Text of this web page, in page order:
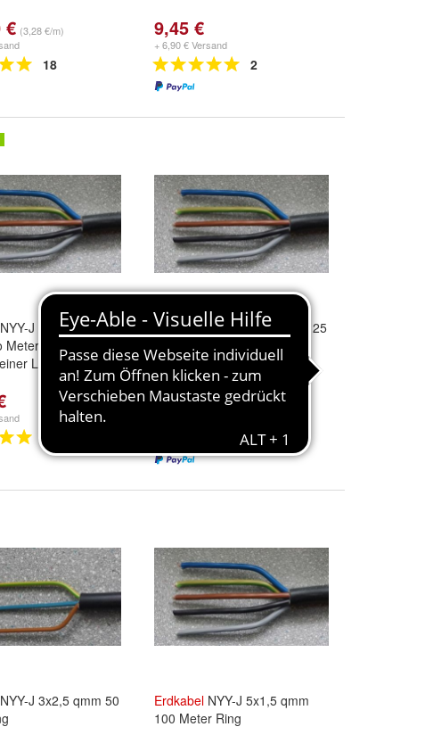
€ (3,28 €/m)
18
9,45 €
+ 6,90 € Versand
2
NYY-J 5x10 qmm
Lieferung
Länge)
ErdkabelNYY-J 5x1,5 qmm 25
Meter Ring
52,45 € (2,10 €/m)
1
NYY-J 3x2,5 qmm 50
Erdkabel NYY-J 5x1,5 qmm
100 Meter Ring